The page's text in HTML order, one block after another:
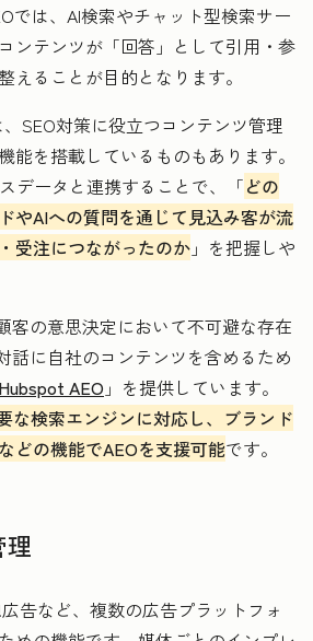
では、AI検索やチャット型検索サー
ンテンツが「回答」として引用・参
えることが目的となります。
SEO対策に役立つコンテンツ管理
能を搭載しているものもあります。
データと連携することで、「どの
やAIへの質問を通じて見込み客が流
受注につながったのか 」を把握しや
客の意思決定において不可避な存在
話に自社のコンテンツを含めるため
Hubspot AEO 」を提供しています。
な検索エンジンに対応し、ブランド
どの機能でAEOを支援可能です。
告など、複数の広告プラットフォ